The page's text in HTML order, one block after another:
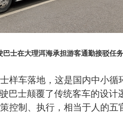
巴士在大理洱海承担游客通勤接驳任务
样车落地，这是国内中小循
士颠覆了传统客车的设计
控制、 执行，相当于人的五